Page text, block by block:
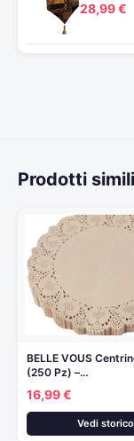
28,99 €
Prodotti
BELLE VOUS
(250 Pz) –…
16,99 €
Vedi storico